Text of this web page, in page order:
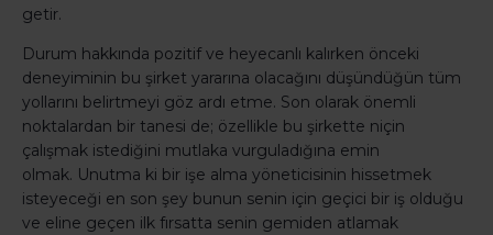
getir.
Durum hakkında pozitif ve heyecanlı kalırken önceki
deneyiminin bu şirket yararına olacağını düşündüğün tüm
yollarını belirtmeyi göz ardı etme. Son olarak önemli
noktalardan bir tanesi de; özellikle bu şirkette niçin
çalışmak istediğini mutlaka vurguladığına emin
olmak. Unutma ki bir işe alma yöneticisinin hissetmek
isteyeceği en son şey bunun senin için geçici bir iş olduğu
ve eline geçen ilk fırsatta senin gemiden atlamak